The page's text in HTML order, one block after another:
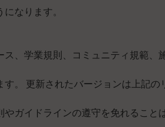
なります。
、学業規則、コミュニティ規範、
。 更新されたバージョンは上記の
ガイドラインの遵守を免れること